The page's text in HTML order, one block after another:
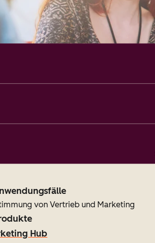
von Vertrieb und Marketing
Hub